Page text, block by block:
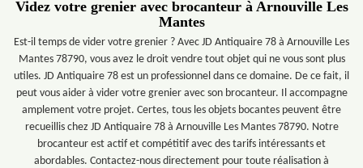
Videz votre grenier avec brocanteur à Arnouville Les
Mantes
Est-il temps de vider votre grenier ? Avec JD Antiquaire 78 à Arnouville Les
Mantes 78790, vous avez le droit vendre tout objet qui ne vous sont plus
utiles. JD Antiquaire 78 est un professionnel dans ce domaine. De ce fait, il
peut vous aider à vider votre grenier avec son brocanteur. Il accompagne
amplement votre projet. Certes, tous les objets bocantes peuvent être
recueillis chez JD Antiquaire 78 à Arnouville Les Mantes 78790. Notre
brocanteur est actif et compétitif avec des tarifs intéressants et
abordables. Contactez-nous directement pour toute réalisation à